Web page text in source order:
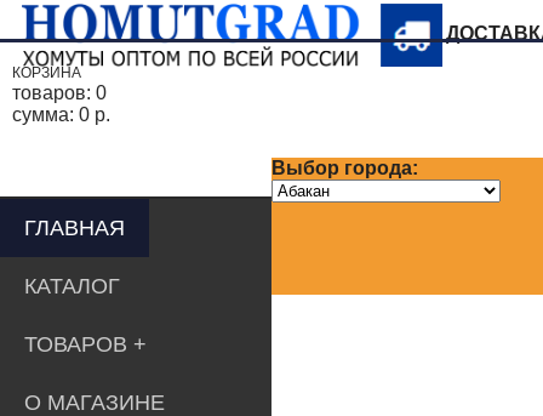
Выбор города:
КОРЗИНА
товаров: 0
сумма: 0 р.
ГЛАВНАЯ
КАТАЛОГ
ТОВАРОВ
О МАГАЗИНЕ